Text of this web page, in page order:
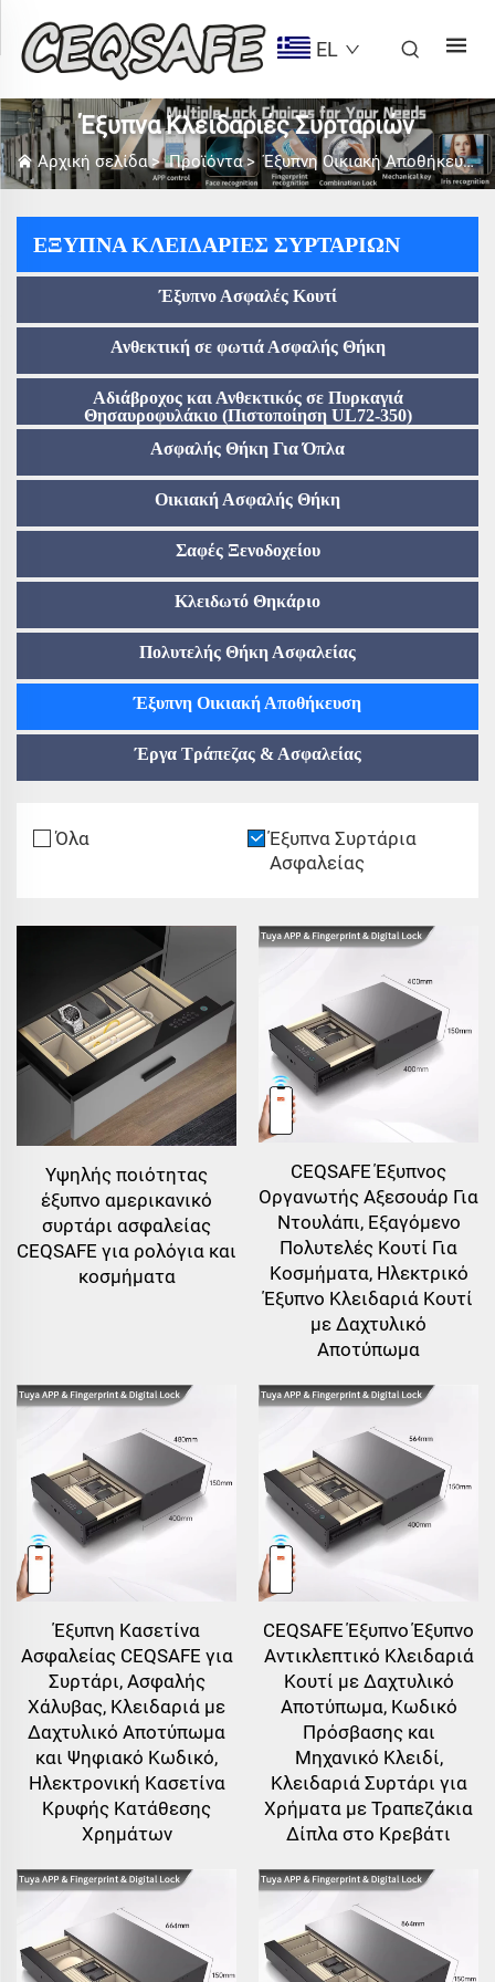
EL
Έξυπνα Κλειδαριές Συρταριών
Αρχική σελίδα>Προϊόντα>Έξυπνη Οικιακή Αποθήκευση
ΈΞΥΠΝΑ ΚΛΕΙΔΑΡΙΈΣ ΣΥΡΤΑΡΙΏΝ
Έξυπνο Ασφαλές Κουτί
Ανθεκτική σε φωτιά Ασφαλής Θήκη
Αδιάβροχος και Ανθεκτικός σε Πυρκαγιά
Θησαυροφυλάκιο (Πιστοποίηση UL72-350)
Ασφαλής Θήκη Για Όπλα
Οικιακή Ασφαλής Θήκη
Σαφές Ξενοδοχείου
Κλειδωτό Θηκάριο
Πολυτελής Θήκη Ασφαλείας
Έξυπνη Οικιακή Αποθήκευση
Έργα Τράπεζας & Ασφαλείας
Όλα
Έξυπνα Συρτάρια
Ασφαλείας
Υψηλής ποιότητας
έξυπνο αμερικανικό
συρτάρι ασφαλείας
CEQSAFE για ρολόγια και
κοσμήματα
CEQSAFE Έξυπνος
Οργανωτής Αξεσουάρ Για
Ντουλάπι, Εξαγόμενο
Πολυτελές Κουτί Για
Κοσμήματα, Ηλεκτρικό
Έξυπνο Κλειδαριά Κουτί
με Δαχτυλικό
Αποτύπωμα
Έξυπνη Κασετίνα
Ασφαλείας CEQSAFE για
Συρτάρι, Ασφαλής
Χάλυβας, Κλειδαριά με
Δαχτυλικό Αποτύπωμα
και Ψηφιακό Κωδικό,
Ηλεκτρονική Κασετίνα
Κρυφής Κατάθεσης
Χρημάτων
CEQSAFE Έξυπνο Έξυπνο
Αντικλεπτικό Κλειδαριά
Κουτί με Δαχτυλικό
Αποτύπωμα, Κωδικό
Πρόσβασης και
Μηχανικό Κλειδί,
Κλειδαριά Συρτάρι για
Χρήματα με Τραπεζάκια
Δίπλα στο Κρεβάτι